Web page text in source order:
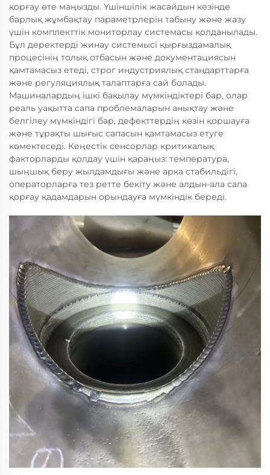
қорғау өте маңызды. Үшіншілік жасайдын кезінде
барлық жұмбақтау параметрлерін табыну және жазу
үшін комплекттік мониторлау системасы қолданылады.
Бұл деректерді жинау системысі қырғыздамалық
процесінің толық отбасын және документациясын
қамтамасыз етеді, строг индустриялық стандарттарға
және регуляциялық талаптарға сай болады.
Машиналардың ішкі бақылау мүмкіндіктері бар, олар
реаль уақытта сапа проблемаларын анықтау және
белгілеу мүмкіндігі бар, дефекттердің көзін қоршауға
және тұрақты шығыс сапасын қамтамасыз етуге
көмектеседі. Кеңестік сенсорлар критикалық
факторларды қолдау үшін қараңыз: температура,
шыңшық беру жылдамдығы және арка стабильдігі,
операторларға тез ретте бекіту және алдын-ала сапа
қорғау қадамдарын орындауға мүмкіндік береді.